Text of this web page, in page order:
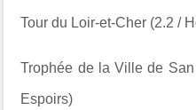
Tour du Loir-et-Cher (2.2 /
Trophée de la Ville de
Espoirs)